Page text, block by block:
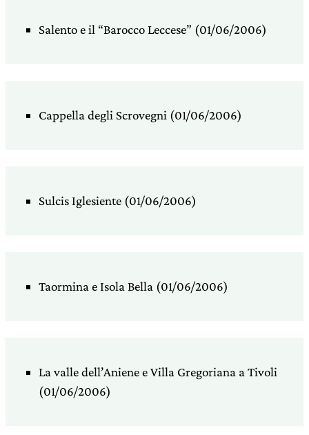
Salento e il “Barocco Leccese” (01/06/2006)
Cappella degli Scrovegni (01/06/2006)
Sulcis Iglesiente (01/06/2006)
Taormina e Isola Bella (01/06/2006)
La valle dell’Aniene e Villa Gregoriana a Tivoli
(01/06/2006)